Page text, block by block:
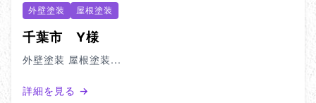
外壁塗装 屋根塗装
千葉市 Y様
外壁塗装 屋根塗装...
詳細を見る →